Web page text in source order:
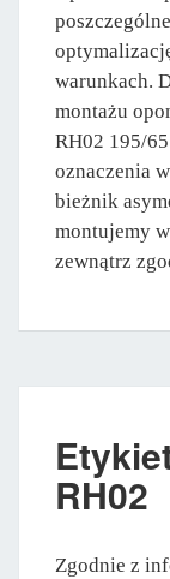
warunkach.
montażu
RH02 195/
oznaczenia
bieżnik
montujemy
zewnątrz
RH02
Zgodnie z